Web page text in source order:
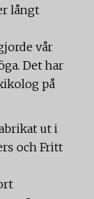
långt
vår
Det har
på
ut i
och Fritt